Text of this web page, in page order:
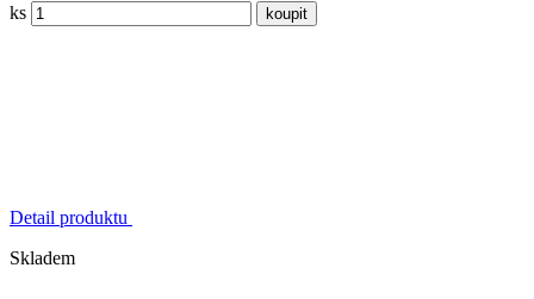
ks
Detail produktu
Skladem